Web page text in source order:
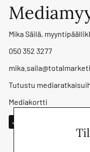
Mika Säilä,
050 352 3277
Tutustu
Mediakortti